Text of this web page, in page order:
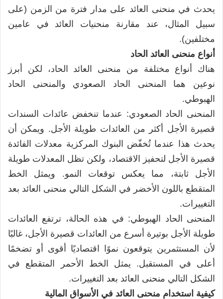
يحدث في منحنى العائد على مدار فترة من الزمن (على
سبيل المثال، عند مقارنة منحنيات العائد في عامين
مختلفين).
أنواع منحنى العائد الحاد
هناك أنواع مختلفة من منحنى العائد الحاد، لكن أبرز
نوعين هما المنحنى الحاد الصعودي والمنحنى الحاد
الهبوطي.
المنحنى الحاد الصعودي: عندما تنخفض عائدات السندات
قصيرة الأجل أكثر من العائدات طويلة الأجل. ويمكن أن
يحدث هذا عندما تُخفّض البنوك المركزية معدلات الفائدة
قصيرة الأجل لتحفيز الاقتصاد، ولكن تظل المعدلات طويلة
الأجل ثابتة، مما يعكس توقعات النمو. ويمثل الخط
المتقطع باللون الأخضر في الشكل التالي منحنى العائد بعد
التغييرات.
المنحنى الحاد الهبوطي: في هذه الحالة، ترتفع العائدات
طويلة الأجل بوتيرة أسرع من العائدات قصيرة الأجل، غالبًا
لأن المستثمرين يتوقعون نموًا اقتصاديًا أقوى أو تضخمًا
أعلى في المستقبل. يمثل الخط الأحمر المتقطع في
الشكل التالي منحنى العائد بعد التغييرات.
كيفية استخدام منحنى العائد في الأسواق المالية